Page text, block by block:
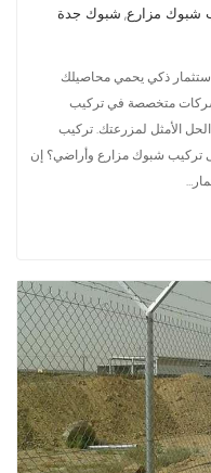
شبوك مزارع, شبوك جدة
ذكي يحمي محاصيلك
شركات متخصصة في تركيب
الأمثل لمزرعتك. تركيب
تركيب شبوك مزارع وأراضي؟ إن